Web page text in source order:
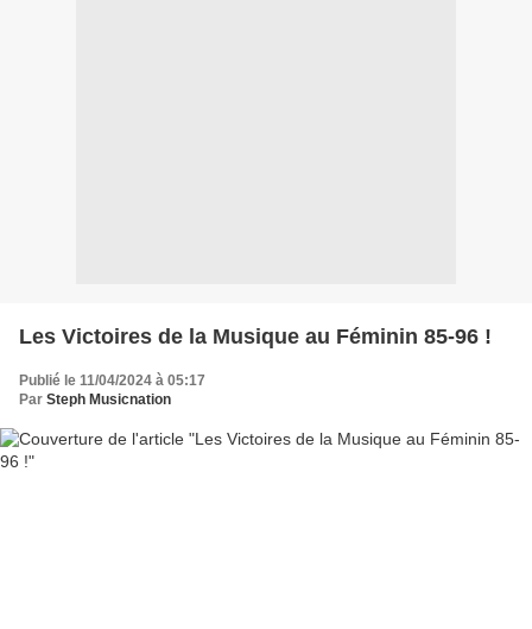
Les Victoires de la Musique au Féminin 85-96 !
Publié le 11/04/2024 à 05:17
Par Steph Musicnation